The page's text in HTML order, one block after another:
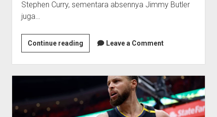
Stephen Curry, sementara absennya Jimmy Butler
juga…
Continue readingDraymond
Green
Mengaku
Siap
Jika
Warriors
Menukarnya
Leave a Comment